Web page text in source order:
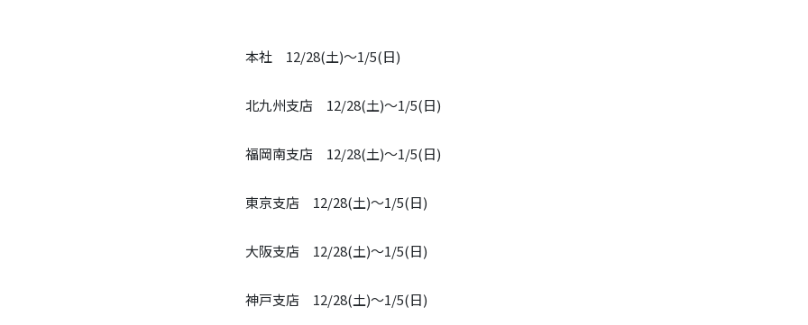
本社 12/28(土)～1/5(日)
北九州支店 12/28(土)～1/5(日)
福岡南支店 12/28(土)～1/5(日)
東京支店 12/28(土)～1/5(日)
大阪支店 12/28(土)～1/5(日)
神戸支店 12/28(土)～1/5(日)